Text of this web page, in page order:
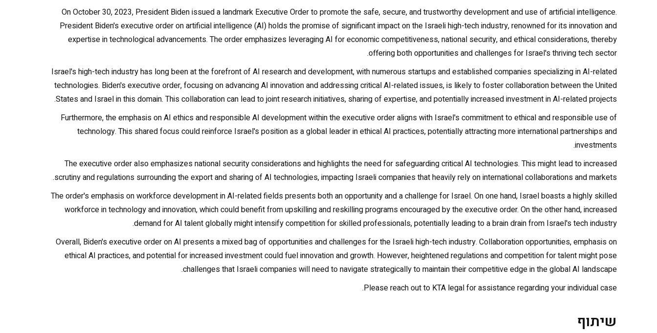
On October 30, 2023, President Biden issued a landmark Executive Order to promote the safe, secure, and trustworthy development and use of artificial intelligence.
President Biden's executive order on artificial intelligence (AI) holds the promise of significant impact on the Israeli high-tech industry, renowned for its innovation and
expertise in technological advancements. The order emphasizes leveraging AI for economic competitiveness, national security, and ethical considerations, thereby
offering both opportunities and challenges for Israel's thriving tech sector.
Israel's high-tech industry has long been at the forefront of AI research and development, with numerous startups and established companies specializing in AI-related
technologies. Biden's executive order, focusing on advancing AI innovation and addressing critical AI-related issues, is likely to foster collaboration between the United
States and Israel in this domain. This collaboration can lead to joint research initiatives, sharing of expertise, and potentially increased investment in AI-related projects.
Furthermore, the emphasis on AI ethics and responsible AI development within the executive order aligns with Israel's commitment to ethical and responsible use of
technology. This shared focus could reinforce Israel's position as a global leader in ethical AI practices, potentially attracting more international partnerships and
investments.
The executive order also emphasizes national security considerations and highlights the need for safeguarding critical AI technologies. This might lead to increased
scrutiny and regulations surrounding the export and sharing of AI technologies, impacting Israeli companies that heavily rely on international collaborations and markets.
The order's emphasis on workforce development in AI-related fields presents both an opportunity and a challenge for Israel. On one hand, Israel boasts a highly skilled
workforce in technology and innovation, which could benefit from upskilling and reskilling programs encouraged by the executive order. On the other hand, increased
demand for AI talent globally might intensify competition for skilled professionals, potentially leading to a brain drain from Israel's tech industry.
Overall, Biden's executive order on AI presents a mixed bag of opportunities and challenges for the Israeli high-tech industry. Collaboration opportunities, emphasis on
ethical AI practices, and potential for increased investment could fuel innovation and growth. However, heightened regulations and competition for talent might pose
challenges that Israeli companies will need to navigate strategically to maintain their competitive edge in the global AI landscape.
Please reach out to KTA legal for assistance regarding your individual case.
שיתוף